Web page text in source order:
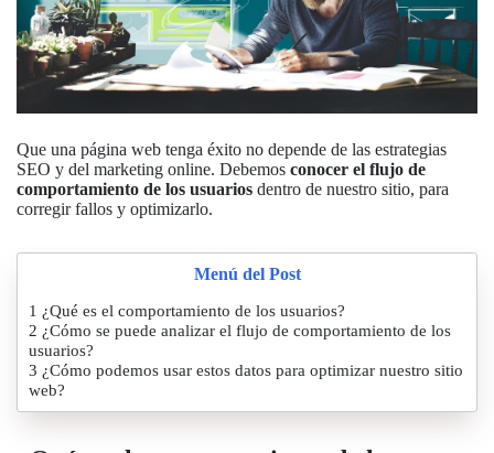
Que una página web tenga éxito no depende de las estrategias
SEO y del marketing online. Debemos conocer el flujo de
comportamiento de los usuarios dentro de nuestro sitio, para
corregir fallos y optimizarlo.
Menú del Post
1 ¿Qué es el comportamiento de los usuarios?
2 ¿Cómo se puede analizar el flujo de comportamiento de los
usuarios?
3 ¿Cómo podemos usar estos datos para optimizar nuestro sitio
web?